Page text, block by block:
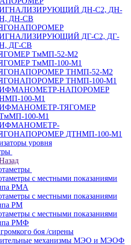
ДН-С2, ДН-
ДН-СВ
ДГ-С2, ДГ-
ДГ-СВ
ТмМП-52-М2
ТмМП-100-М1
ТНМП-52-М2
ТНМП-100-М1
НАПОРОМЕР
100-М1
ТЯГОМЕР
100-М1
ДТНМП-100-М1
уровня
с местными показаниями
РМА
с местными показаниями
РМ
с местными показаниями
РМФ
боя /сирены
механизмы МЭО и МЭОФ